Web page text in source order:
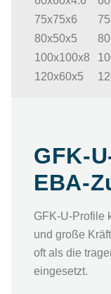
75x75x6
75
80x50x5
80
100x100x8
120x60x5
GFK-
EBA-
GFK-U-Profile
und große
oft als die
eingesetzt.